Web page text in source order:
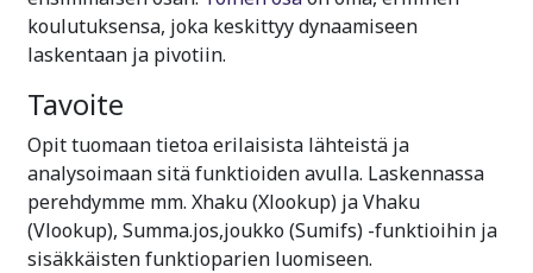
koulutuksensa, joka keskittyy dynaamiseen
laskentaan ja pivotiin.
Tavoite
Opit tuomaan tietoa erilaisista lähteistä ja
analysoimaan sitä funktioiden avulla. Laskennassa
perehdymme mm. Xhaku (Xlookup) ja Vhaku
(Vlookup), Summa.jos,joukko (Sumifs) -funktioihin ja
sisäkkäisten funktioparien luomiseen.